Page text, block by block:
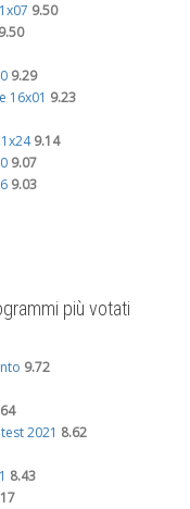
9.50
9.50
9.29
16x01 9.23
9.14
9.07
9.03
più votati
9.72
2021 8.62
8.43